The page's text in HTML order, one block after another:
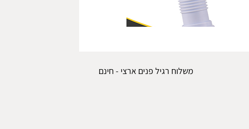
משלוח רגיל פנים ארצי - חינם